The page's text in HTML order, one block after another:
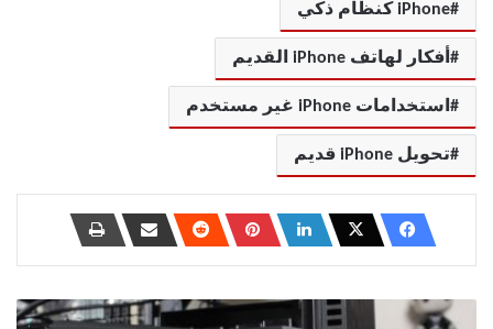
iPhone كنظام ذكي
أفكار لهاتف iPhone القديم
استخدامات iPhone غير مستخدم
تحويل iPhone قديم
أسباب